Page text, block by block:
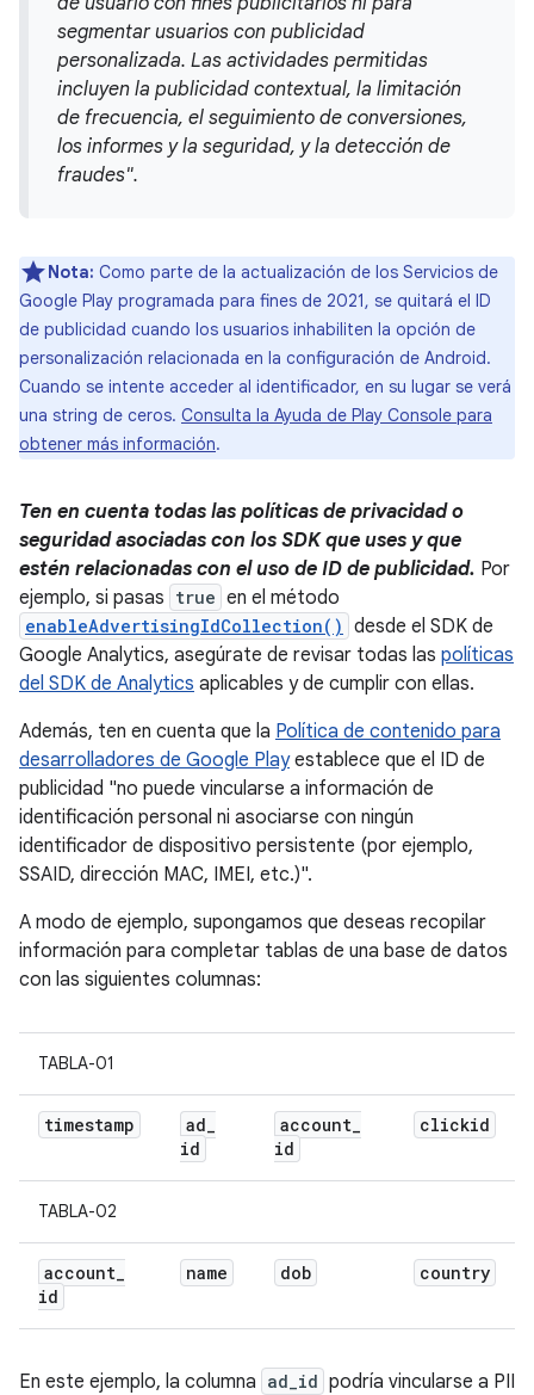
segmentar usuarios con publicidad
personalizada. Las actividades permitidas
incluyen la publicidad contextual, la limitación
de frecuencia, el seguimiento de conversiones,
los informes y la seguridad, y la detección de
fraudes".
Nota: Como parte de la actualización de los Servicios de
Google Play programada para fines de 2021, se quitará el ID
de publicidad cuando los usuarios inhabiliten la opción de
personalización relacionada en la configuración de Android.
Cuando se intente acceder al identificador, en su lugar se verá
una string de ceros. Consulta la Ayuda de Play Console para
obtener más información.
Ten en cuenta todas las políticas de privacidad o
seguridad asociadas con los SDK que uses y que
estén relacionadas con el uso de ID de publicidad. Por
ejemplo, si pasas true en el método
enableAdvertisingIdCollection() desde el SDK de
Google Analytics, asegúrate de revisar todas las políticas
del SDK de Analytics aplicables y de cumplir con ellas.
Además, ten en cuenta que la Política de contenido para
desarrolladores de Google Playestablece que el ID de
publicidad "no puede vincularse a información de
identificación personal ni asociarse con ningún
identificador de dispositivo persistente (por ejemplo,
SSAID, dirección MAC, IMEI, etc.)".
A modo de ejemplo, supongamos que deseas recopilar
información para completar tablas de una base de datos
con las siguientes columnas:
TABLA-01
timestamp ad_
id
account_
id
clickid
TABLA-02
account_
id
name dob country
En este ejemplo, la columna ad_id podría vincularse a PII